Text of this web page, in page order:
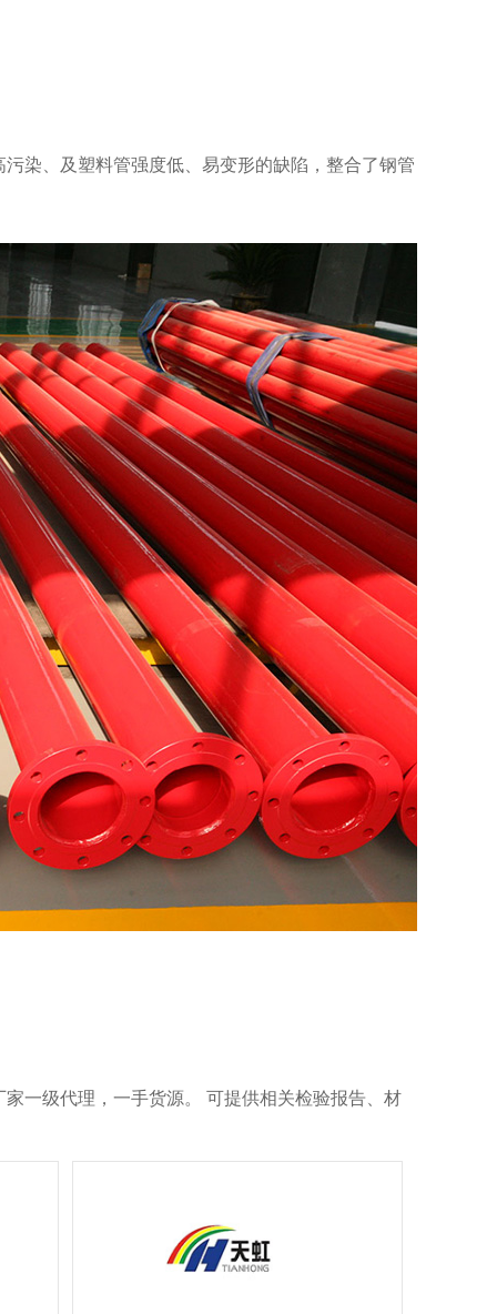
染、及塑料管强度低、易变形的缺陷，整合了钢管
一级代理，一手货源。 可提供相关检验报告、材